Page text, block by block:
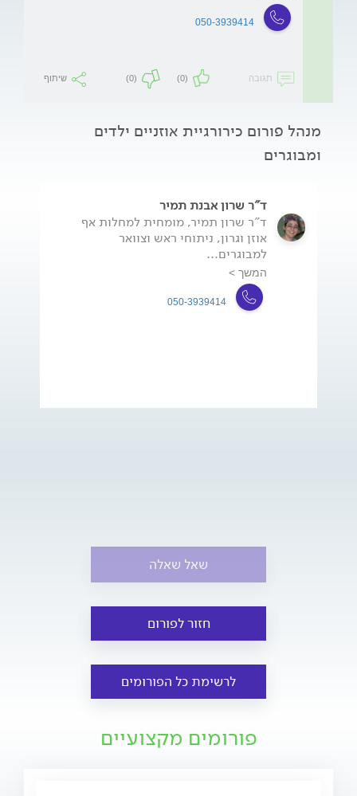
050-3939414
תגובה (0)
(0) שיתוף
מנהל פורום כירורגיית אוזניים ילדים
ומבוגרים
ד"ר שרון אבנת תמיר
ד"ר שרון תמיר, מומחית למחלות אף
אוזן וגרון, ניתוחי ראש וצוואר
למבוגרים...
המשך >
050-3939414
שאל שאלה
חזור לפורום
לרשימת כל הפורומים
פורומים מקצועיים